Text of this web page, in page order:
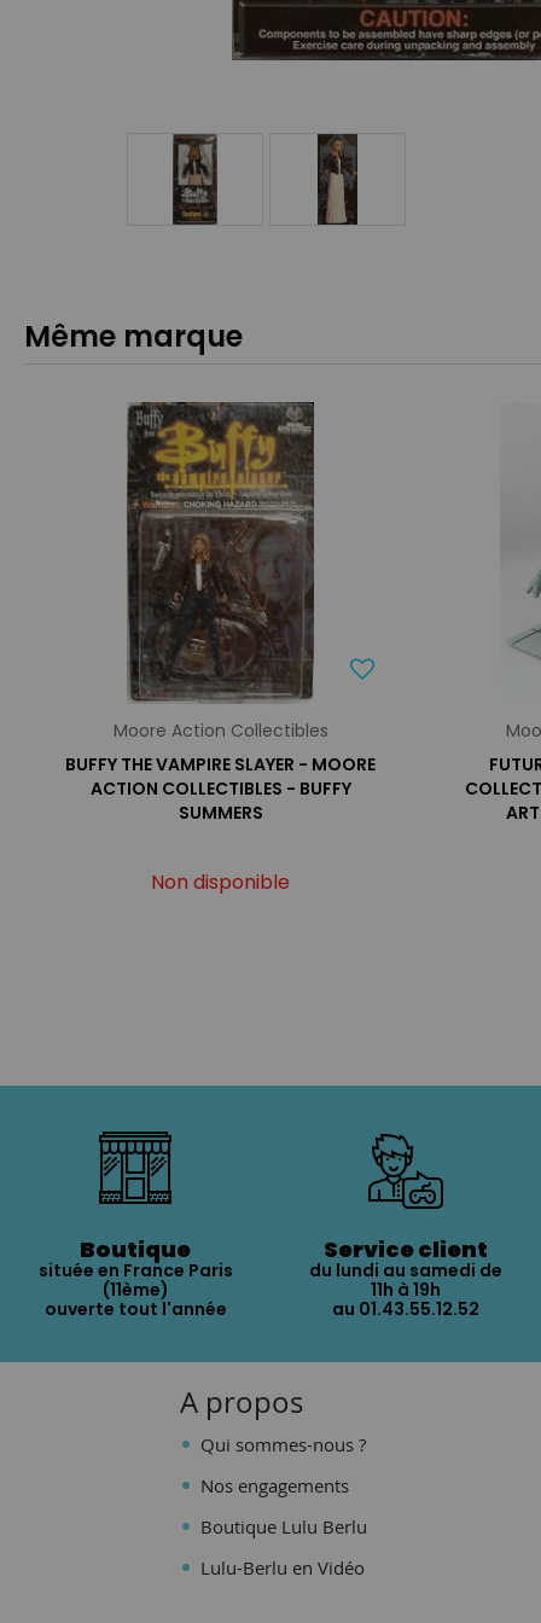
Même marque
Moore Action Collectibles
BUFFY THE VAMPIRE SLAYER - MOORE
ACTION COLLECTIBLES - BUFFY
SUMMERS
Non disponible
Boutique
située en France Paris
(11ème)
ouverte tout l'année
Service client
du lundi au samedi de
11h à 19h
au 01.43.55.12.52
A propos
Qui sommes-nous ?
Nos engagements
Boutique Lulu Berlu
Lulu-Berlu en Vidéo